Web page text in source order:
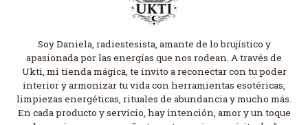
Soy Daniela, radiestesista, amante de lo brujístico y
apasionada por las energías que nos rodean. A través de
Ukti, mi tienda mágica, te invito a reconectar con tu poder
interior y armonizar tu vida con herramientas esotéricas,
limpiezas energéticas, rituales de abundancia y mucho más.
En cada producto y servicio, hay intención, amor y un toque